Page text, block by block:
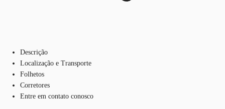
Descrição
Localização e Transporte
Folhetos
Corretores
Entre em contato conosco